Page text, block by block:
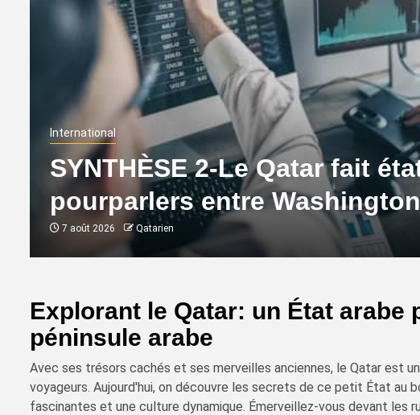
International
SYNTHÈSE 2-Le Qatar fait
pourparlers entre
7 août 2026 Qatarien
Explorant le Qatar: un État
péninsule arabe
Avec ses trésors cachés et ses merveilles anciennes, le Qatar est
voyageurs. Aujourd'hui, on découvre les secrets de ce petit État au
fascinantes et une culture dynamique. Émerveillez-vous devant les